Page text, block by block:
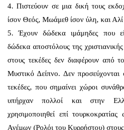
4. Πιστεύουν σε μια δική τους
ίσον Θεός, Μωάμεθ ίσον ύλη, και Αλί
5. Έχουν δώδεκα ιμάμηδες που
δώδεκα αποστόλους της
στους τεκέδες δεν διαφέρουν από
Μυστικό Δείπνο. Δεν προσεύχονται
τεκέδες, που σημαίνει χώροι
υπήρχαν πολλοί και στην
χρησιμοποιηθεί επί
Ανέμων (Ρολόι του Κυρρήστου)